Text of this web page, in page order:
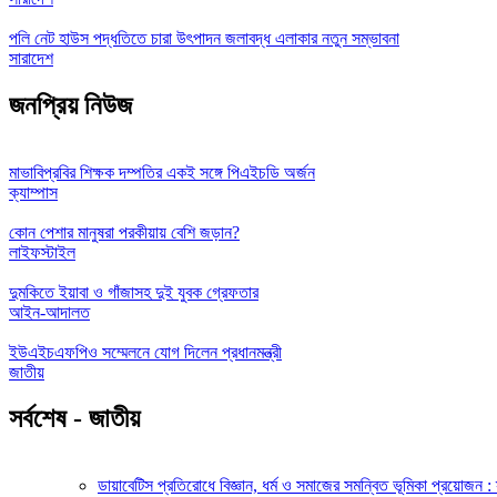
পলি নেট হাউস পদ্ধতিতে চারা উৎপাদন জলাবদ্ধ এলাকার নতুন সম্ভাবনা
সারাদেশ
জনপ্রিয় নিউজ
মাভাবিপ্রবির শিক্ষক দম্পতির একই সঙ্গে পিএইচডি অর্জন
ক্যাম্পাস
কোন পেশার মানুষরা পরকীয়ায় বেশি জড়ান?
লাইফস্টাইল
দুমকিতে ইয়াবা ও গাঁজাসহ দুই যুবক গ্রেফতার
আইন-আদালত
ইউএইচএফপিও সম্মেলনে যোগ দিলেন প্রধানমন্ত্রী
জাতীয়
সর্বশেষ - জাতীয়
ডায়াবেটিস প্রতিরোধে বিজ্ঞান, ধর্ম ও সমাজের সমন্বিত ভূমিকা প্রয়োজন :